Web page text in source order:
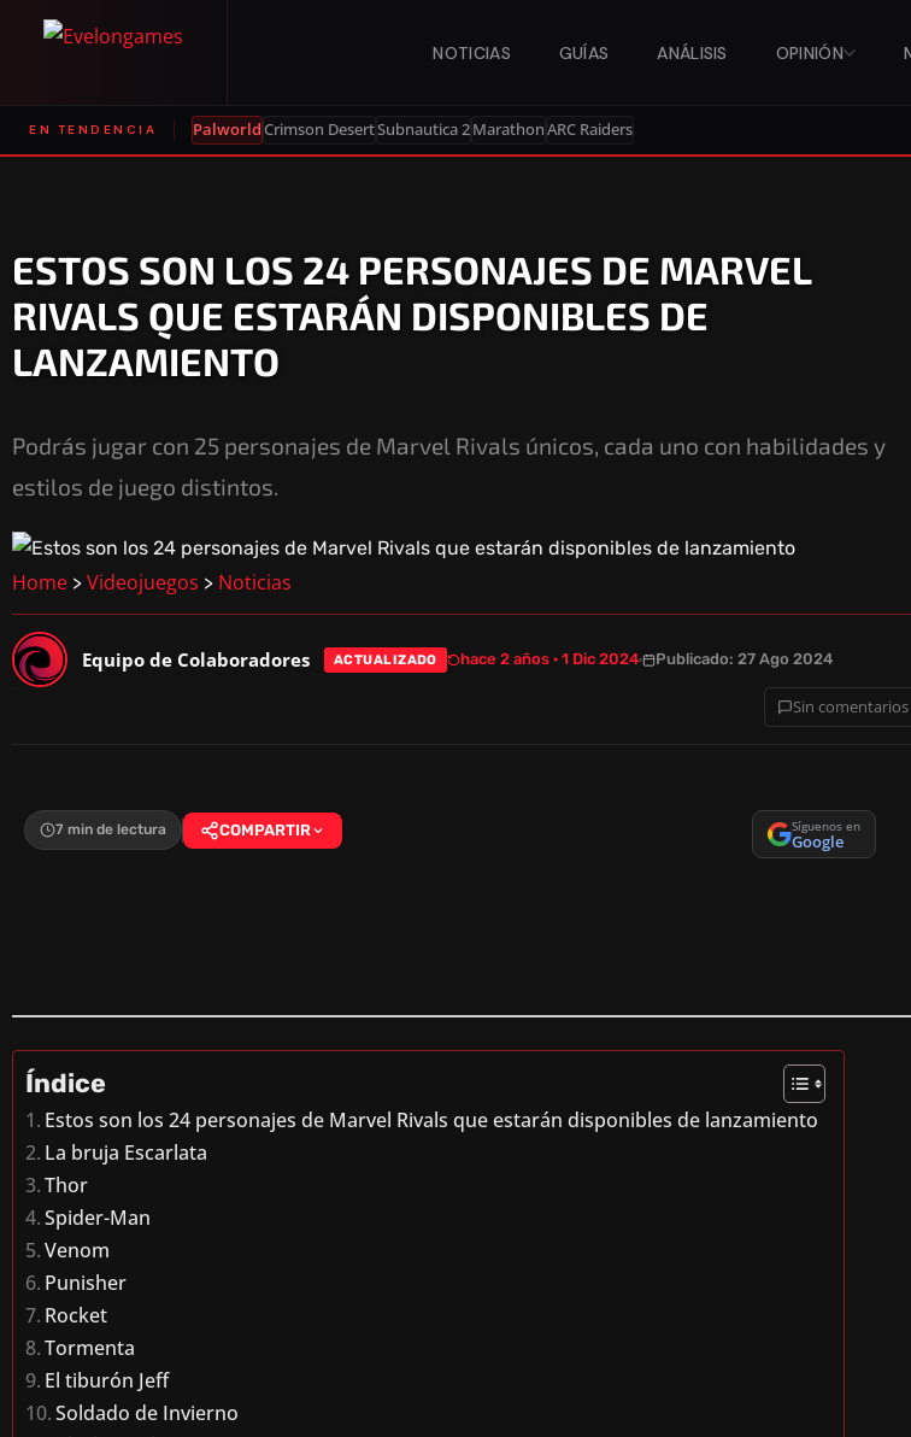
NOTICIAS GUÍAS ANÁLISIS OPINIÓN
EN TENDENCIA PalworldCrimson DesertSubnautica 2MarathonARC Raiders
ESTOS SON LOS 24 PERSONAJES DE MARVEL
RIVALS QUE ESTARÁN DISPONIBLES DE
LANZAMIENTO
Podrás jugar con 25 personajes de Marvel Rivals únicos, cada uno con habilidades y
estilos de juego distintos.
Home > Videojuegos > Noticias
Equipo de Colaboradores ACTUALIZADO hace 2 años · 1 Dic 2024 Publicado: 27 Ago 2024
Sin comentarios
7 min de lectura COMPARTIR Síguenos en
Google
Índice
Estos son los 24 personajes de Marvel Rivals que estarán disponibles de lanzamiento
La bruja Escarlata
Thor
Spider-Man
Venom
Punisher
Rocket
Tormenta
El tiburón Jeff
Soldado de Invierno